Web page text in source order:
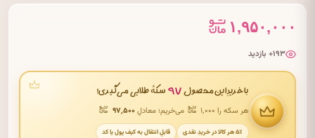
۱,۹۵۰,۰۰۰
۱۹۳+ بازدید
با خریدِ این محصول ۹۷ سکهٔ طلایی می‌گیری!
هر سکه را ۱٬۰۰۰ می‌خریم؛ معادلِ۹۷٬۵۰۰
۵٪ هر کالا در خریدِ نقدی قابلِ انتقال به کیف پول یا کد